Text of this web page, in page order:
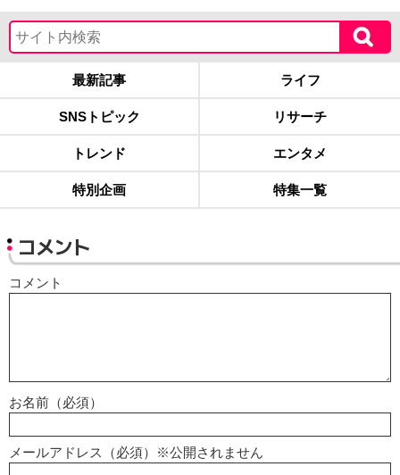
最新記事 ライフ
SNSトピック リサーチ
トレンド エンタメ
特別企画 特集一覧
コメント
コメント
お名前（必須）
メールアドレス（必須）※公開されません